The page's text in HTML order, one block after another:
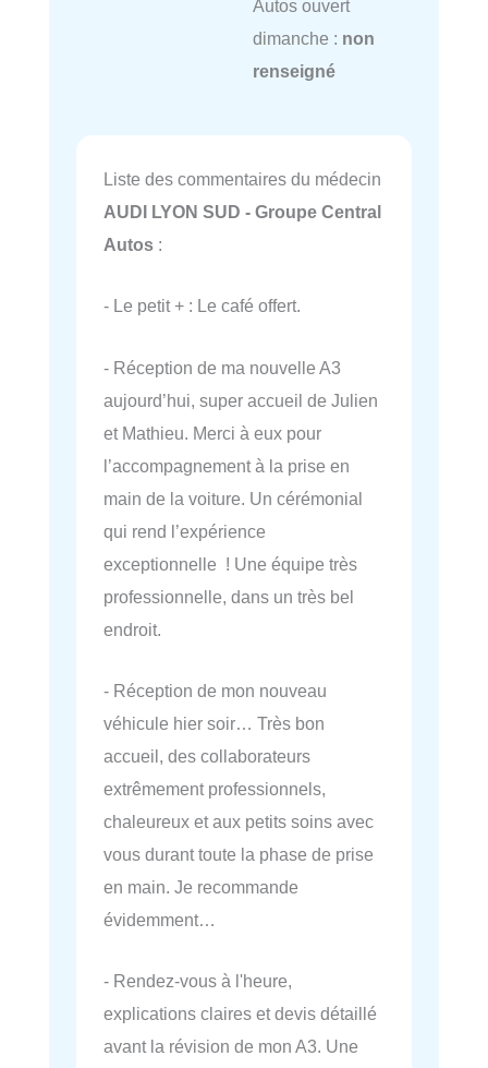
Autos ouvert
dimanche : non
renseigné
Liste des commentaires du médecin
AUDI LYON SUD - Groupe Central
Autos :
- Le petit + : Le café offert.
- Réception de ma nouvelle A3
aujourd’hui, super accueil de Julien
et Mathieu. Merci à eux pour
l’accompagnement à la prise en
main de la voiture. Un cérémonial
qui rend l’expérience
exceptionnelle ! Une équipe très
professionnelle, dans un très bel
endroit.
- Réception de mon nouveau
véhicule hier soir… Très bon
accueil, des collaborateurs
extrêmement professionnels,
chaleureux et aux petits soins avec
vous durant toute la phase de prise
en main. Je recommande
évidemment…
- Rendez-vous à l'heure,
explications claires et devis détaillé
avant la révision de mon A3. Une